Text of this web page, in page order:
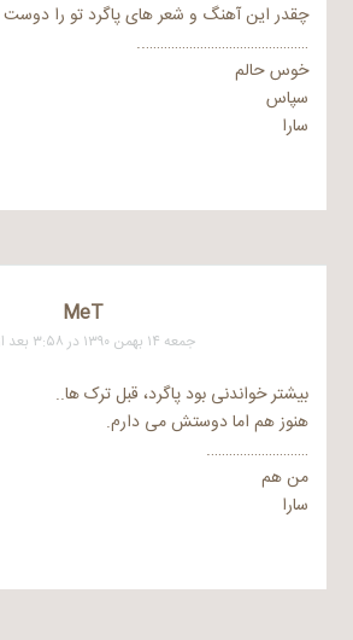
چقدر این آهنگ و شعر های پاگرد تو را دوست
………………………………………..
خوس حالم
سپاس
سارا
MeT
جمعه ۱۴ بهمن ۱۳۹۰ در ۳:۵۸ بعد از ظهر
بیشتر خواندنی بود پاگرد، قبل ترک ها..
هنوز هم اما دوستش می دارم.
……………………….
من هم
سارا